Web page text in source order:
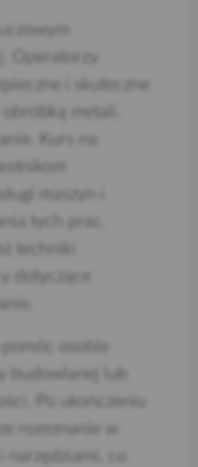
Operatorzy
i skuteczne
metali,
Kurs na
tych prac.
techniki
dotyczące
osobie
budowlanej lub
Po ukończeniu
rozeznanie w
narzędziami, co